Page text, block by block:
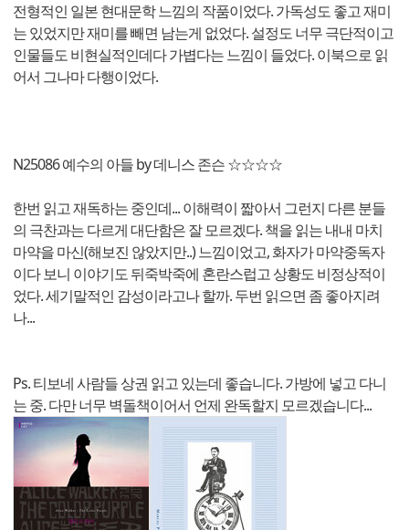
전형적인 일본 현대문학 느낌의 작품이었다. 가독성도 좋고 재미
는 있었지만 재미를 빼면 남는게 없었다. 설정도 너무 극단적이고
인물들도 비현실적인데다 가볍다는 느낌이 들었다. 이북으로 읽
어서 그나마 다행이었다.
N25086 예수의 아들 by 데니스 존슨 ☆☆☆☆
한번 읽고 재독하는 중인데... 이해력이 짧아서 그런지 다른 분들
의 극찬과는 다르게 대단함은 잘 모르겠다. 책을 읽는 내내 마치
마약을 마신(해보진 않았지만..) 느낌이었고, 화자가 마약중독자
이다 보니 이야기도 뒤죽박죽에 혼란스럽고 상황도 비정상적이
었다. 세기말적인 감성이라고나 할까. 두번 읽으면 좀 좋아지려
나...
Ps. 티보네 사람들 상권 읽고 있는데 좋습니다. 가방에 넣고 다니
는 중. 다만 너무 벽돌책이어서 언제 완독할지 모르겠습니다...